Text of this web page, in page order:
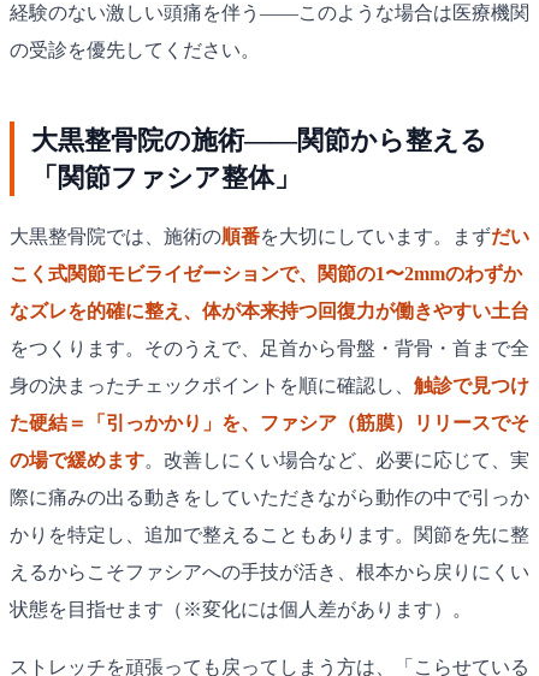
経験のない激しい頭痛を伴う——このような場合は医療機関
の受診を優先してください。
大黒整骨院の施術——関節から整える
「関節ファシア整体」
大黒整骨院では、施術の順番を大切にしています。まずだい
こく式関節モビライゼーションで、関節の1〜2mmのわずか
なズレを的確に整え、体が本来持つ回復力が働きやすい土台
をつくります。そのうえで、足首から骨盤・背骨・首まで全
身の決まったチェックポイントを順に確認し、 触診で見つけ
た硬結＝「引っかかり」を、ファシア（筋膜）リリースでそ
の場で緩めます。改善しにくい場合など、必要に応じて、実
際に痛みの出る動きをしていただきながら動作の中で引っか
かりを特定し、追加で整えることもあります。関節を先に整
えるからこそファシアへの手技が活き、根本から戻りにくい
状態を目指せます（※変化には個人差があります）。
ストレッチを頑張っても戻ってしまう方は、「こらせている